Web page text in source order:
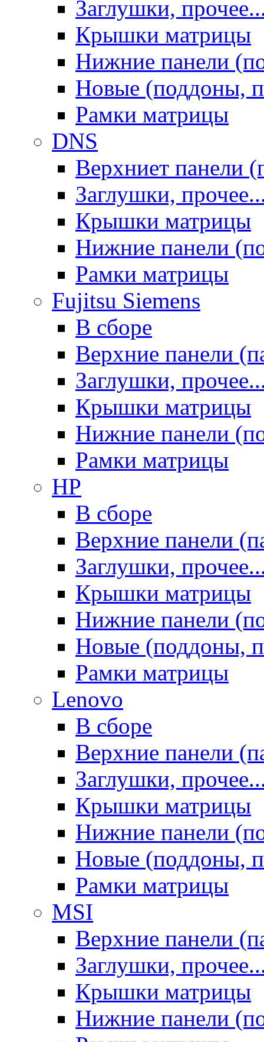
Заглушки,
Крышки матрицы
Нижние панели
Новые (поддоны,
Рамки матрицы
DNS
Верхниет панели
Заглушки,
Крышки матрицы
Нижние панели
Рамки матрицы
Fujitsu Siemens
В сборе
Верхние панели
Заглушки,
Крышки матрицы
Нижние панели
Рамки матрицы
HP
В сборе
Верхние панели
Заглушки,
Крышки матрицы
Нижние панели
Новые (поддоны,
Рамки матрицы
Lenovo
В сборе
Верхние панели
Заглушки,
Крышки матрицы
Нижние панели
Новые (поддоны,
Рамки матрицы
MSI
Верхние панели
Заглушки,
Крышки матрицы
Нижние панели